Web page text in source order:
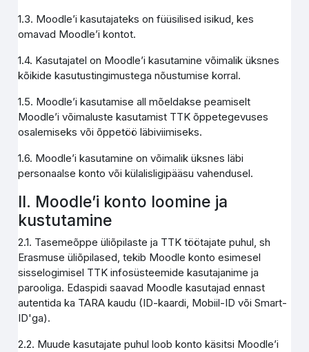
1.3. Moodle’i kasutajateks on füüsilised isikud, kes
omavad Moodle’i kontot.
1.4. Kasutajatel on Moodle’i kasutamine võimalik üksnes
kõikide kasutustingimustega nõustumise korral.
1.5. Moodle’i kasutamise all mõeldakse peamiselt
Moodle’i võimaluste kasutamist TTK õppetegevuses
osalemiseks või õppetöö läbiviimiseks.
1.6. Moodle’i kasutamine on võimalik üksnes läbi
personaalse konto või külalisligipääsu vahendusel.
II. Moodle’i konto loomine ja
kustutamine
2.1. Tasemeõppe üliõpilaste ja TTK töötajate puhul, sh
Erasmuse üliõpilased, tekib Moodle konto esimesel
sisselogimisel TTK infosüsteemide kasutajanime ja
parooliga. Edaspidi saavad Moodle kasutajad ennast
autentida ka TARA kaudu (ID-kaardi, Mobiil-ID või Smart-
ID'ga).
2.2. Muude kasutajate puhul loob konto käsitsi Moodle’i